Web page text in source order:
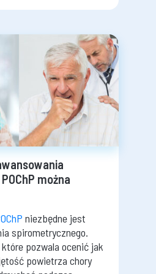
można
niezbędne jest
spirometrycznego.
pozwala ocenić jak
powietrza chory